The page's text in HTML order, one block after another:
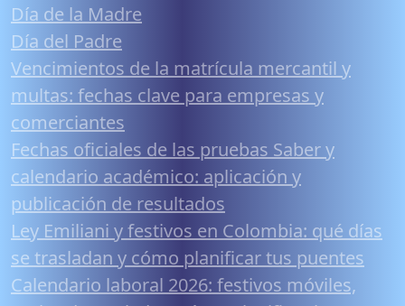
Día de la Madre
Día del Padre
Vencimientos de la matrícula mercantil y
multas: fechas clave para empresas y
comerciantes
Fechas oficiales de las pruebas Saber y
calendario académico: aplicación y
publicación de resultados
Ley Emiliani y festivos en Colombia: qué días
se trasladan y cómo planificar tus puentes
Calendario laboral 2026: festivos móviles,